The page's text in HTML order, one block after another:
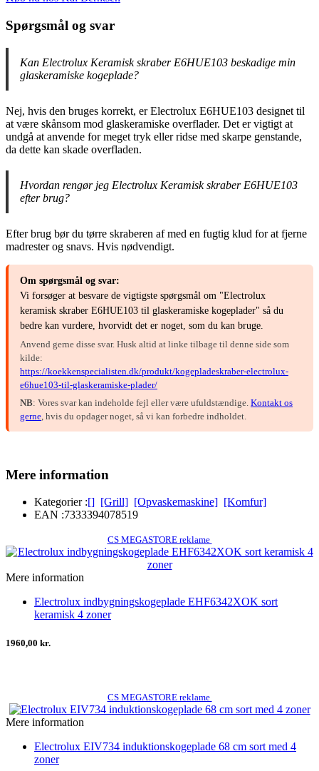
Spørgsmål og svar
Kan Electrolux Keramisk skraber E6HUE103 beskadige min
glaskeramiske kogeplade?
Nej, hvis den bruges korrekt, er Electrolux E6HUE103 designet til
at være skånsom mod glaskeramiske overflader. Det er vigtigt at
undgå at anvende for meget tryk eller ridse med skarpe genstande,
da dette kan skade overfladen.
Hvordan rengør jeg Electrolux Keramisk skraber E6HUE103
efter brug?
Efter brug bør du tørre skraberen af med en fugtig klud for at fjerne
madrester og snavs. Hvis nødvendigt.
Om spørgsmål og svar:
Vi forsøger at besvare de vigtigste spørgsmål om "Electrolux
keramisk skraber E6HUE103 til glaskeramiske kogeplader" så du
bedre kan vurdere, hvorvidt det er noget, som du kan bruge.
Anvend gerne disse svar. Husk altid at linke tilbage til denne side som
kilde:
https://koekkenspecialisten.dk/produkt/kogepladeskraber-electrolux-
e6hue103-til-glaskeramiske-plader/
NB: Vores svar kan indeholde fejl eller være ufuldstændige. Kontakt os
gerne , hvis du opdager noget, så vi kan forbedre indholdet.
Mere information
Kategorier :[] [Grill] [Opvaskemaskine] [Komfur]
EAN :7333394078519
CS MEGASTORE reklame
Mere information
Electrolux indbygningskogeplade EHF6342XOK sort
keramisk 4 zoner
1960,00 kr.
CS MEGASTORE reklame
Mere information
Electrolux EIV734 induktionskogeplade 68 cm sort med 4
zoner